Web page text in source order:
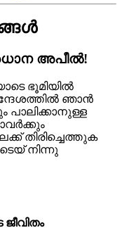
അപീൽ!
ഭൂമിയിൽ
ഞാൻ
പാലിക്കാനുള്ള
തിരിച്ചെത്തുക
നിന്നു